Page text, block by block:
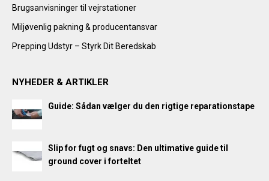
Brugsanvisninger til vejrstationer
Miljøvenlig pakning & producentansvar
Prepping Udstyr – Styrk Dit Beredskab
NYHEDER & ARTIKLER
Guide: Sådan vælger du den rigtige reparationstape
Slip for fugt og snavs: Den ultimative guide til
ground cover i forteltet